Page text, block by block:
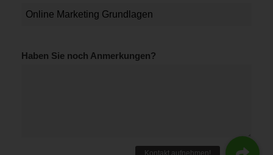
e
Haben Sie noch Anmerkungen?